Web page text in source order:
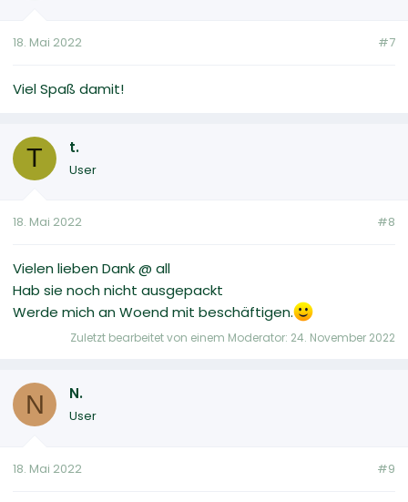
18. Mai 2022 #7
Viel Spaß damit!
T t.
User
18. Mai 2022 #8
Vielen lieben Dank @ all
Hab sie noch nicht ausgepackt
Werde mich an Woend mit beschäftigen.
Zuletzt bearbeitet von einem Moderator: 24. November 2022
N N.
User
18. Mai 2022 #9